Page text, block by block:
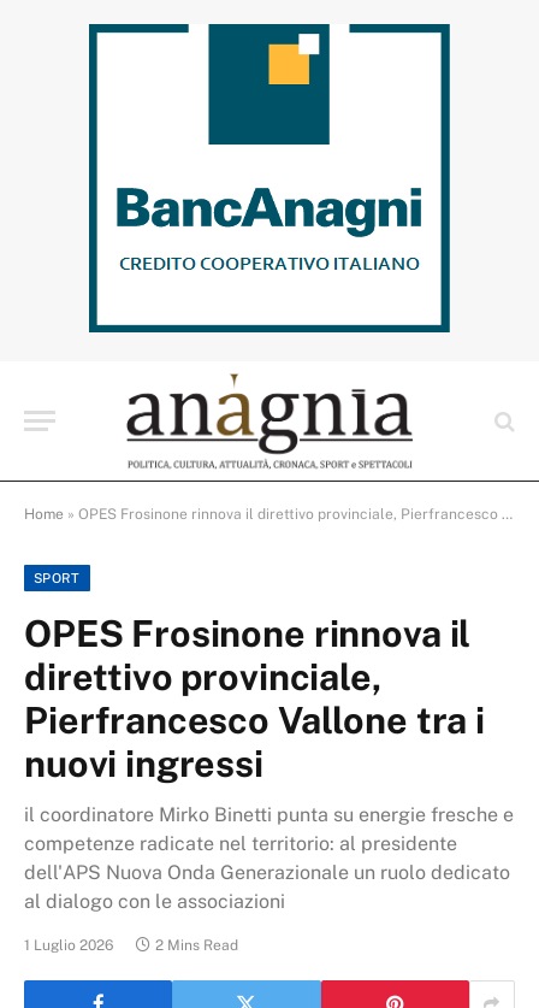
Home » OPES Frosinone rinnova il direttivo provinciale, Pierfrancesco Vallone tra i nuovi ingressi
SPORT
OPES Frosinone rinnova il
direttivo provinciale,
Pierfrancesco Vallone tra i
nuovi ingressi
il coordinatore Mirko Binetti punta su energie fresche e
competenze radicate nel territorio: al presidente
dell'APS Nuova Onda Generazionale un ruolo dedicato
al dialogo con le associazioni
1 Luglio 2026 2 Mins Read